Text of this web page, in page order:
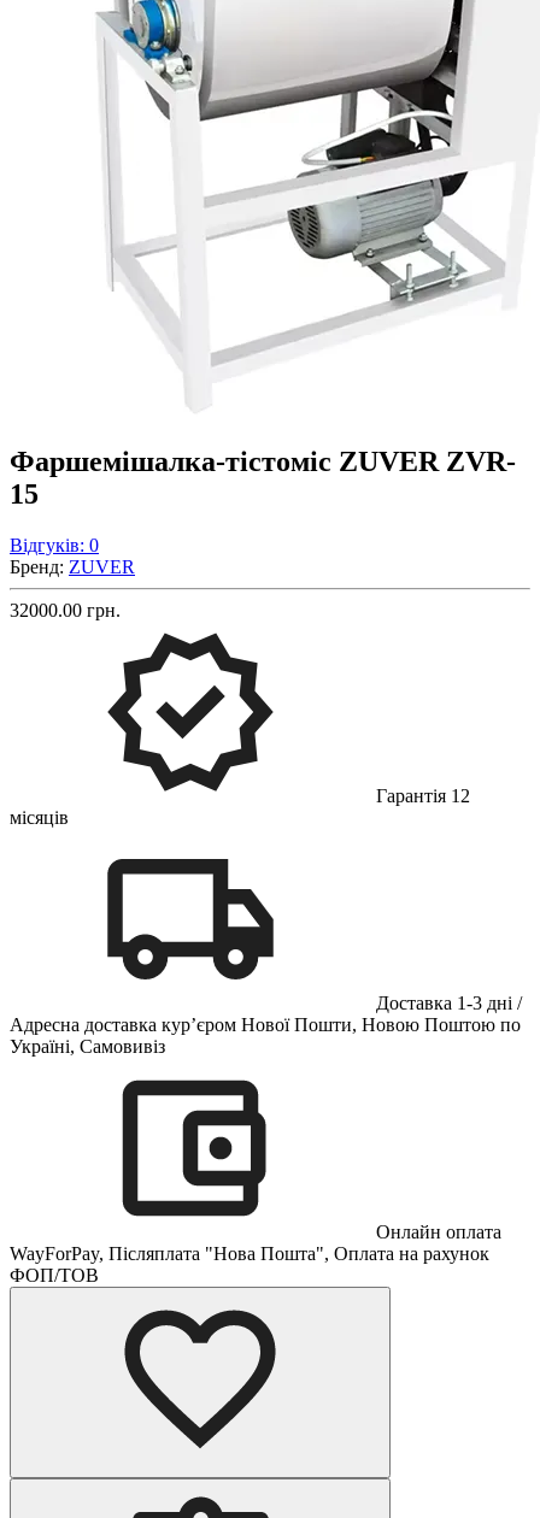
Фаршемішалка-тістоміс ZUVER ZVR-
15
Відгуків: 0
Бренд: ZUVER
32000.00 грн.
Гарантія 12
місяців
Доставка 1-3 дні /
Адресна доставка кур’єром Нової Пошти, Новою Поштою по
Україні, Самовивіз
Онлайн оплата
WayForPay, Післяплата "Нова Пошта", Оплата на рахунок
ФОП/ТОВ